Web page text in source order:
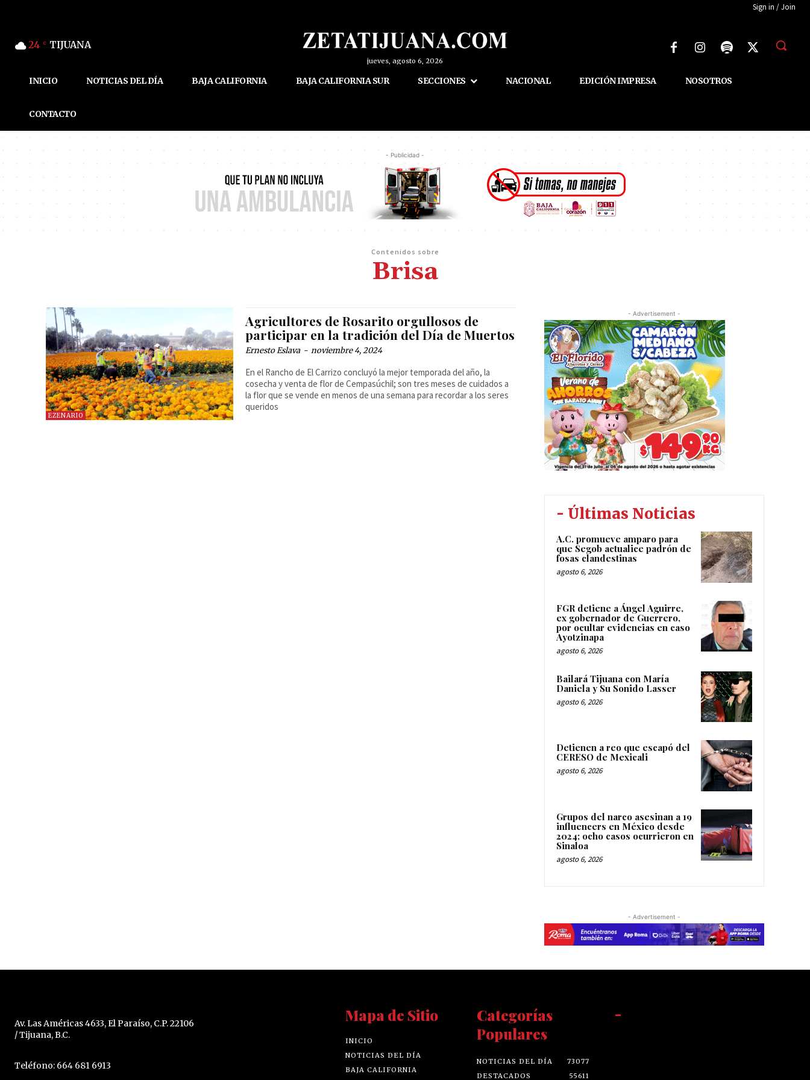
Sign in / Join
24 C TIJUANA
jueves, agosto 6, 2026
INICIO NOTICIAS DEL DÍA BAJA CALIFORNIA BAJA CALIFORNIA SUR SECCIONES NACIONAL EDICIÓN IMPRESA NOSOTROS
CONTACTO
- Publicidad -
Contenidos sobre
Brisa
EZENARIO
Agricultores de Rosarito orgullosos de
participar en la tradición del Día de Muertos
Ernesto Eslava - noviembre 4, 2024
En el Rancho de El Carrizo concluyó la mejor temporada del año, la
cosecha y venta de flor de Cempasúchil; son tres meses de cuidados a
la flor que se vende en menos de una semana para recordar a los seres
queridos
- Advertisement -
- Últimas Noticias
A.C. promueve amparo para
que Segob actualice padrón de
fosas clandestinas
agosto 6, 2026
FGR detiene a Ángel Aguirre,
ex gobernador de Guerrero,
por ocultar evidencias en caso
Ayotzinapa
agosto 6, 2026
Bailará Tijuana con María
Daniela y Su Sonido Lasser
agosto 6, 2026
Detienen a reo que escapó del
CERESO de Mexicali
agosto 6, 2026
Grupos del narco asesinan a 19
influencers en México desde
2024; ocho casos ocurrieron en
Sinaloa
agosto 6, 2026
- Advertisement -
Av. Las Américas 4633, El Paraíso, C.P. 22106
/ Tijuana, B.C.
Teléfono: 664 681 6913
Mapa de Sitio
INICIO
NOTICIAS DEL DÍA
BAJA CALIFORNIA
Categorías
Populares
NOTICIAS DEL DÍA
73077
DESTACADOS
55611
-